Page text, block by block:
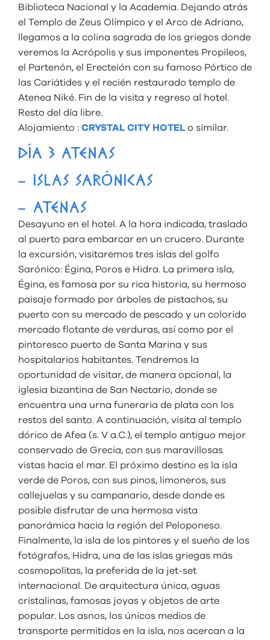
Biblioteca Nacional y la Academia. Dejando atrás
el Templo de Zeus Olímpico y el Arco de Adriano,
llegamos a la colina sagrada de los griegos donde
veremos la Acrópolis y sus imponentes Propileos,
el Partenón, el Erecteión con su famoso Pórtico de
las Cariátides y el recién restaurado templo de
Atenea Niké. Fin de la visita y regreso al hotel.
Resto del día libre.
Alojamiento : CRYSTAL CITY HOTEL o similar.
DÍA 3 ATENAS
– ISLAS SARÓNICAS
– ATENAS
Desayuno en el hotel. A la hora indicada, traslado
al puerto para embarcar en un crucero. Durante
la excursión, visitaremos tres islas del golfo
Sarónico: Égina, Poros e Hidra. La primera isla,
Égina, es famosa por su rica historia, su hermoso
paisaje formado por árboles de pistachos, su
puerto con su mercado de pescado y un colorido
mercado flotante de verduras, así como por el
pintoresco puerto de Santa Marina y sus
hospitalarios habitantes. Tendremos la
oportunidad de visitar, de manera opcional, la
iglesia bizantina de San Nectario, donde se
encuentra una urna funeraria de plata con los
restos del santo. A continuación, visita al templo
dórico de Afea (s. V a.C.), el templo antiguo mejor
conservado de Grecia, con sus maravillosas
vistas hacia el mar. El próximo destino es la isla
verde de Poros, con sus pinos, limoneros, sus
callejuelas y su campanario, desde donde es
posible disfrutar de una hermosa vista
panorámica hacia la región del Peloponeso.
Finalmente, la isla de los pintores y el sueño de los
fotógrafos, Hidra, una de las islas griegas más
cosmopolitas, la preferida de la jet-set
internacional. De arquitectura única, aguas
cristalinas, famosas joyas y objetos de arte
popular. Los asnos, los únicos medios de
transporte permitidos en la isla, nos acercan a la